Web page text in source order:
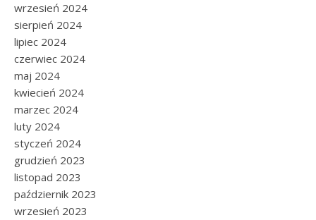
wrzesień 2024
sierpień 2024
lipiec 2024
czerwiec 2024
maj 2024
kwiecień 2024
marzec 2024
luty 2024
styczeń 2024
grudzień 2023
listopad 2023
październik 2023
wrzesień 2023